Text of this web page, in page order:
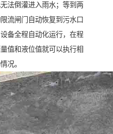
法倒灌进入雨水；等到两
流闸门自动恢复到污水口
备全程自动化运行，在程
值和液位值就可以执行相
况。